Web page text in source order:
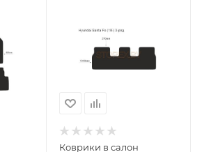
Коврики в салон